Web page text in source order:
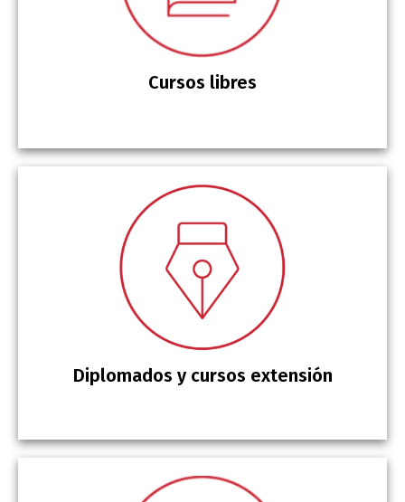
Cursos libres
Diplomados y cursos extensión